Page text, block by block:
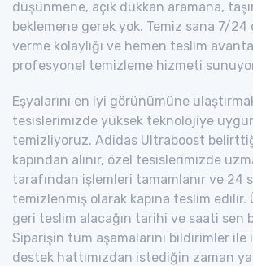
düşünmene, açık dükkan aramana,
beklemene gerek yok. Temiz sana 7/24
verme kolaylığı ve hemen teslim
profesyonel temizleme hizmeti
Eşyalarını en iyi görünümüne
tesislerimizde yüksek teknolojiye
temizliyoruz. Adidas Ultraboost
kapından alınır, özel tesislerimizde
tarafından işlemleri tamamlanır ve 24
temizlenmiş olarak kapına teslim edilir.
geri teslim alacağın tarihi ve saati sen
Siparişin tüm aşamalarını bildirimler ile
destek hattımızdan istediğin zaman